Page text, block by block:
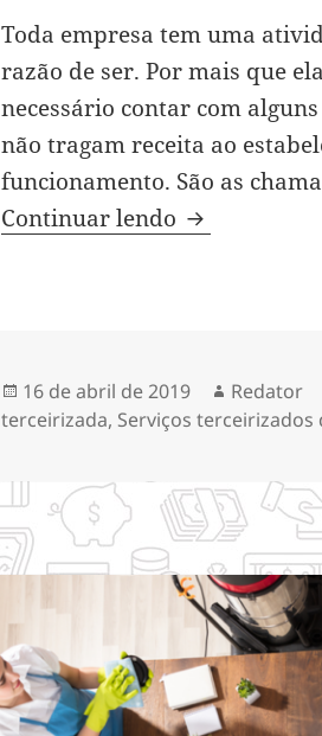
Toda empresa tem uma
razão de ser. Por mais que
necessário contar com
não tragam receita ao
funcionamento. São as
Continuar lendo Serviços
Publicado
em
16 de abril de 2019 Autor
Redator
terceirizada, Serviços